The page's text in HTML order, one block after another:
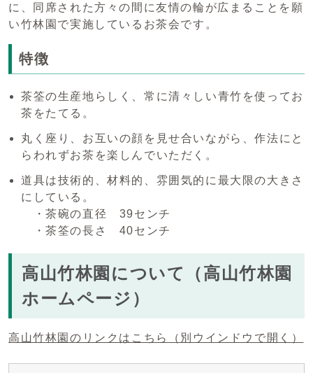
に、同席された方々の間に友情の輪が広まることを願
い竹林園で実施しているお茶会です。
特徴
茶筌の生産地らしく、常に清々しい青竹を使ってお
茶をたてる。
丸く座り、お互いの顔を見せ合いながら、作法にと
らわれずお茶を楽しんでいただく。
道具は技術的、材料的、雰囲気的に最大限の大きさ
にしている。
・茶碗の直径 39センチ
・茶筌の長さ 40センチ
高山竹林園について（高山竹林園
ホームページ）
高山竹林園のリンクはこちら （別ウインドウで開く）